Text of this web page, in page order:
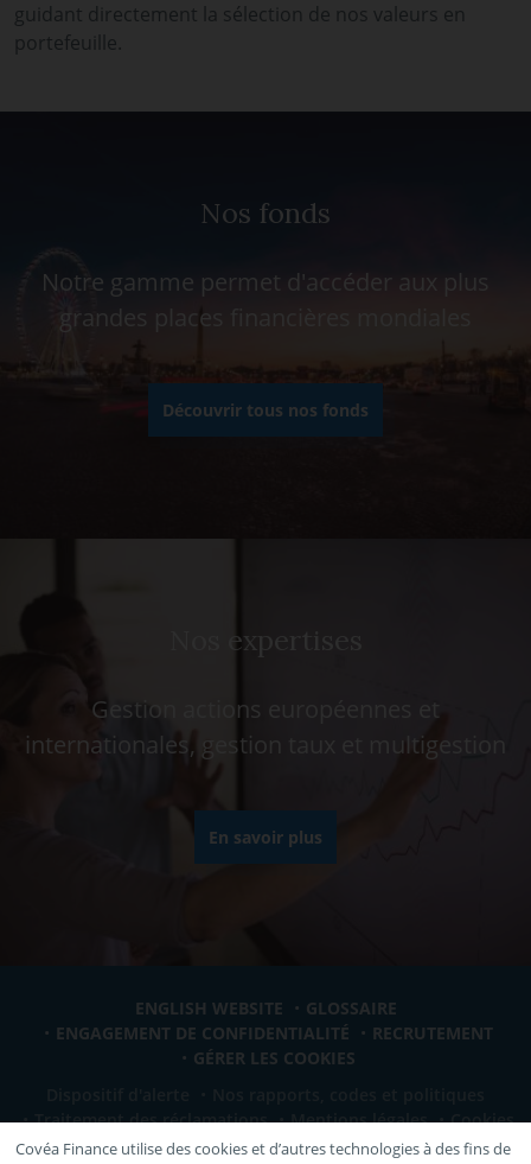
Covéa Finance utilise des cookies et d’autres technologies à des fins de
guidant directement la sélection de nos valeurs en
portefeuille.
Nos fonds
Notre gamme permet d'accéder aux plus
grandes places financières mondiales
Découvrir tous nos fonds
Nos expertises
Gestion actions européennes et
internationales, gestion taux et multigestion
En savoir plus
ENGLISH WEBSITE
GLOSSAIRE
ENGAGEMENT DE CONFIDENTIALITÉ
RECRUTEMENT
GÉRER LES COOKIES
Traitement des réclamations
Mentions légales Cookies